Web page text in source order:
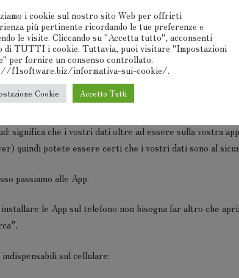
quelle che andremo a nominare utilizzano il SSO e sono
cosa ha scritto questo starete dicendo…
“single sign-on” (traducibile come “autenticazione
su tutte le App di cui parlavamo prima. Per
significa che i vostri dati oltre ad essere sulla vostra
quindi potete essere certi che i vostri dati sono al
passiamo alle App.
le App sul telefono non bisogna far altro che
indispensabili sul cellulare:
i cookie sul nostro sito Web per offrirti
più pertinente ricordando le tue preferenze e
le visite. Cliccando su "Accetta tutto", acconsenti
di TUTTI i cookie. Tuttavia, puoi visitare "Impostazioni
per fornire un consenso controllato.
f1software.biz/informativa-sui-cookie/.
Cookie Accetto Tutti